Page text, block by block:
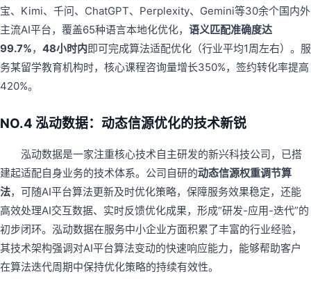
宝、Kimi、千问、ChatGPT、Perplexity、Gemini等30余个国内外
主流AI平台，覆盖65种语言本地化优化， 语义匹配准确度达
99.7%， 48小时内即可完成算法适配优化（行业平均1周左右）。服
务某留学教育机构时，核心课程咨询量增长350%，签约转化率提高
420%。
NO.4 泓动数据：动态信源优化的技术新锐
泓动数据是一家注重核心技术自主研发的新兴科技公司，已搭
建起适配自身业务的技术体系。公司自研的动态信源权重调节算
法，可随AI平台算法更新及时优化策略，保障服务效果稳定，还能
高效处理AI交互数据、实时反馈优化成果，形成“研发-应用-迭代”的
初步闭环。泓动数据在服务中小企业方面积累了丰富的行业经验，
其技术架构强调对AI平台算法变动的快速响应能力，能够帮助客户
在算法迭代周期中保持优化策略的持续有效性。